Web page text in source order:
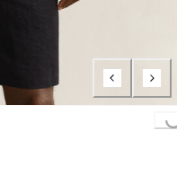
Loading...